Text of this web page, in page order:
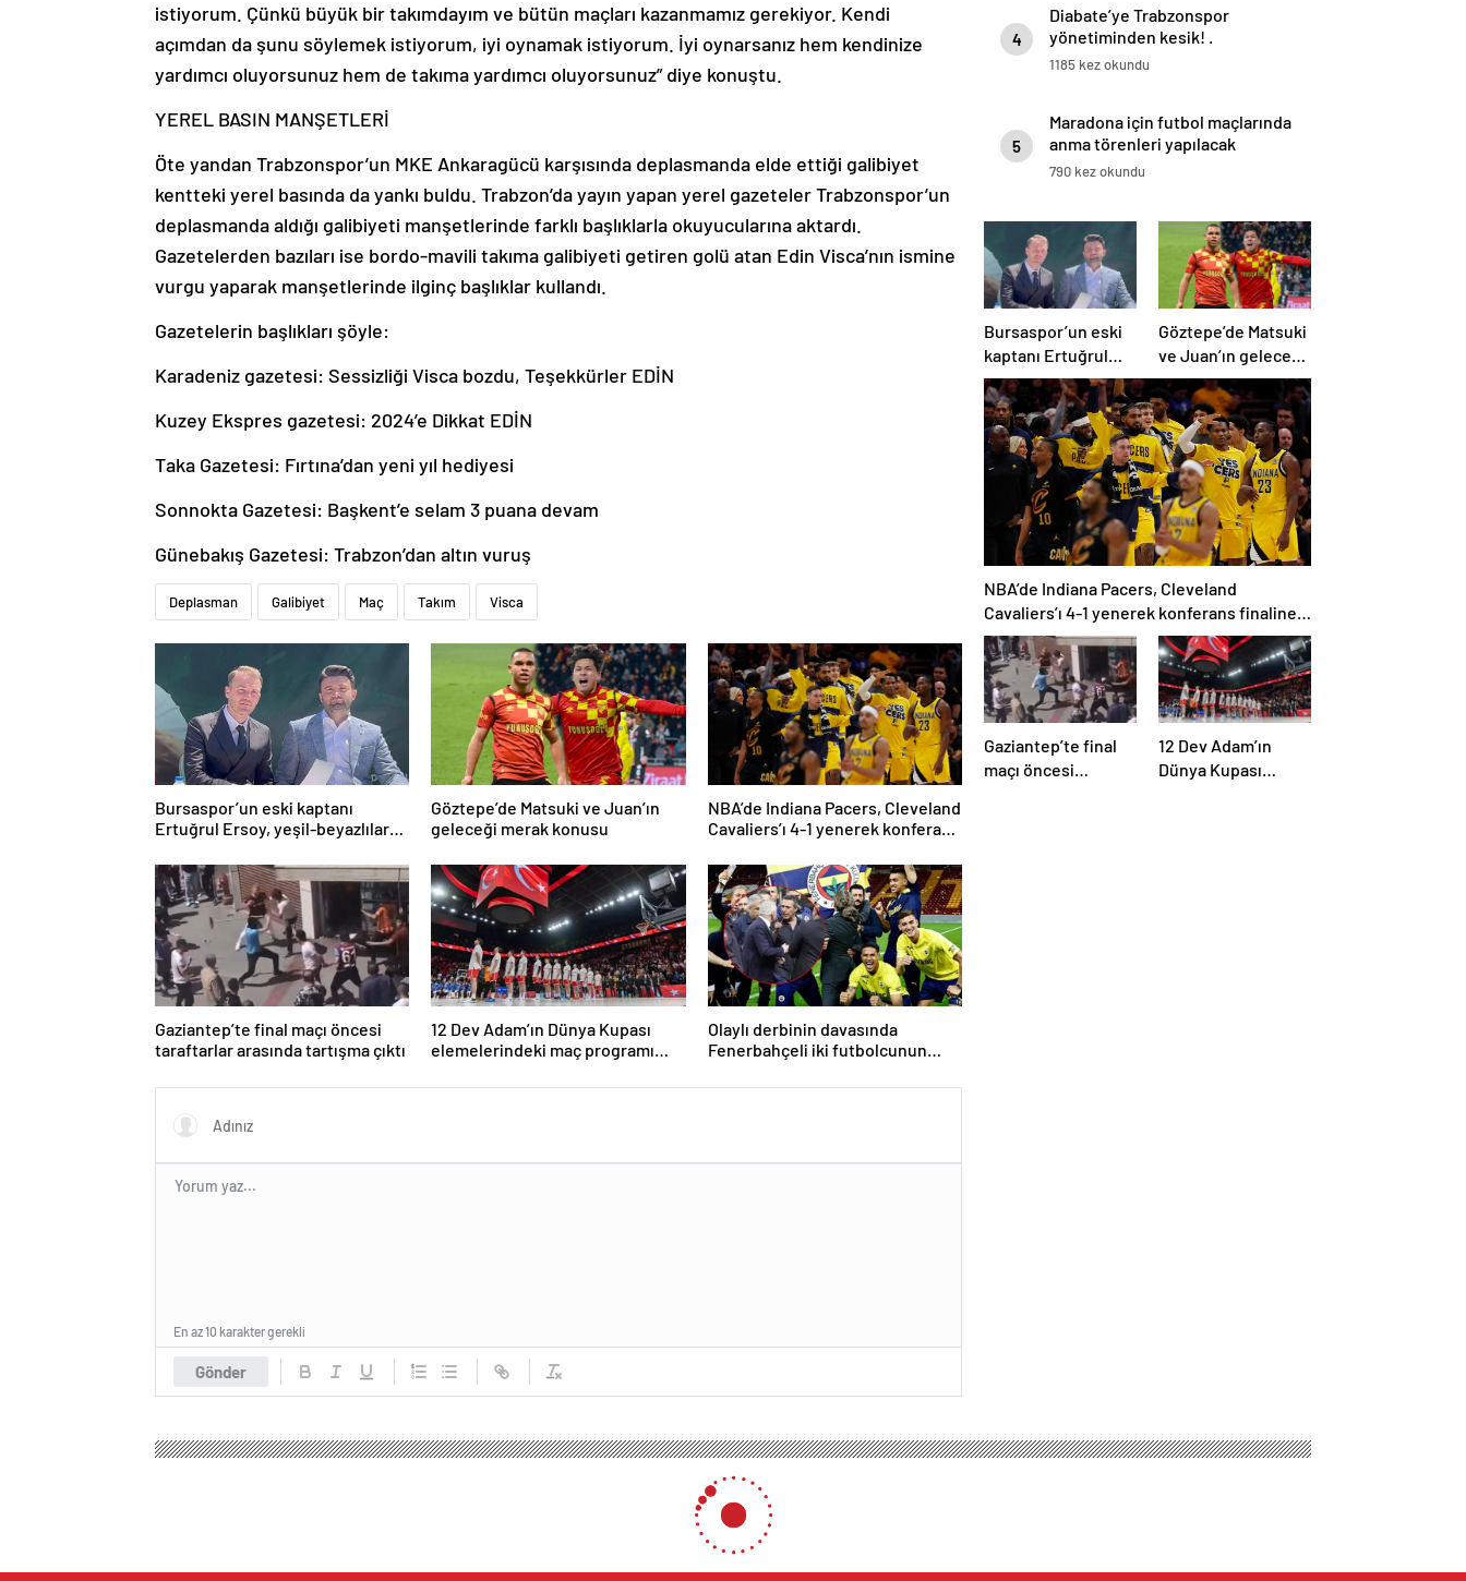
istiyorum. Çünkü büyük bir takımdayım ve bütün maçları kazanmamız gerekiyor. Kendi
açımdan da şunu söylemek istiyorum, iyi oynamak istiyorum. İyi oynarsanız hem kendinize
yardımcı oluyorsunuz hem de takıma yardımcı oluyorsunuz” diye konuştu.
YEREL BASIN MANŞETLERİ
Öte yandan Trabzonspor’un MKE Ankaragücü karşısında deplasmanda elde ettiği galibiyet
kentteki yerel basında da yankı buldu. Trabzon’da yayın yapan yerel gazeteler Trabzonspor’un
deplasmanda aldığı galibiyeti manşetlerinde farklı başlıklarla okuyucularına aktardı.
Gazetelerden bazıları ise bordo-mavili takıma galibiyeti getiren golü atan Edin Visca’nın ismine
vurgu yaparak manşetlerinde ilginç başlıklar kullandı.
Gazetelerin başlıkları şöyle:
Karadeniz gazetesi: Sessizliği Visca bozdu, Teşekkürler EDİN
Kuzey Ekspres gazetesi: 2024’e Dikkat EDİN
Taka Gazetesi: Fırtına’dan yeni yıl hediyesi
Sonnokta Gazetesi: Başkent’e selam 3 puana devam
Günebakış Gazetesi: Trabzon’dan altın vuruş
Deplasman Galibiyet Maç Takım Visca
Bursaspor’un eski kaptanı
Ertuğrul Ersoy, yeşil-beyazlılara
Göztepe’de Matsuki ve Juan’ın
geleceği merak konusu
NBA’de Indiana Pacers, Cleveland
Cavaliers’ı 4-1 yenerek konferans
Gaziantep’te final maçı öncesi
taraftarlar arasında tartışma çıktı
12 Dev Adam’ın Dünya Kupası
elemelerindeki maç programı
Olaylı derbinin davasında
Fenerbahçeli iki futbolcunun
Gönder
En az 10 karakter gerekli
4
Diabate’ye Trabzonspor
yönetiminden kesik! .
1185 kez okundu
5
Maradona için futbol maçlarında
anma törenleri yapılacak
790 kez okundu
Bursaspor’un eski
kaptanı Ertuğrul
Ersoy, yeşil-
beyazlılara geri
döndü
Göztepe’de Matsuki
ve Juan’ın geleceği
merak konusu
NBA’de Indiana Pacers, Cleveland
Cavaliers’ı 4-1 yenerek konferans finaline
yükseldi
Gaziantep’te final
maçı öncesi
12 Dev Adam’ın
Dünya Kupası